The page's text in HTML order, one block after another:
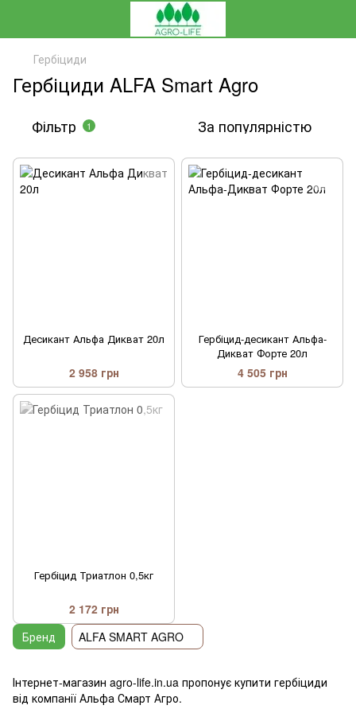
Гербіциди
Гербіциди ALFA Smart Agro
Фільтр 1 За популярністю
Десикант Альфа Дикват 20л
2 958 грн
Гербіцид-десикант Альфа-
Дикват Форте 20л
4 505 грн
Гербіцид Триатлон 0,5кг
2 172 грн
Інтернет-магазин agro-life.in.ua пропонує купити гербіциди
від компанії Альфа Смарт Агро.
Бренд ALFA SMART AGRO